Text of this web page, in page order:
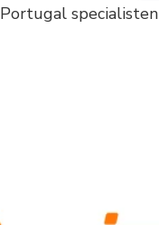
Portugal specialisten